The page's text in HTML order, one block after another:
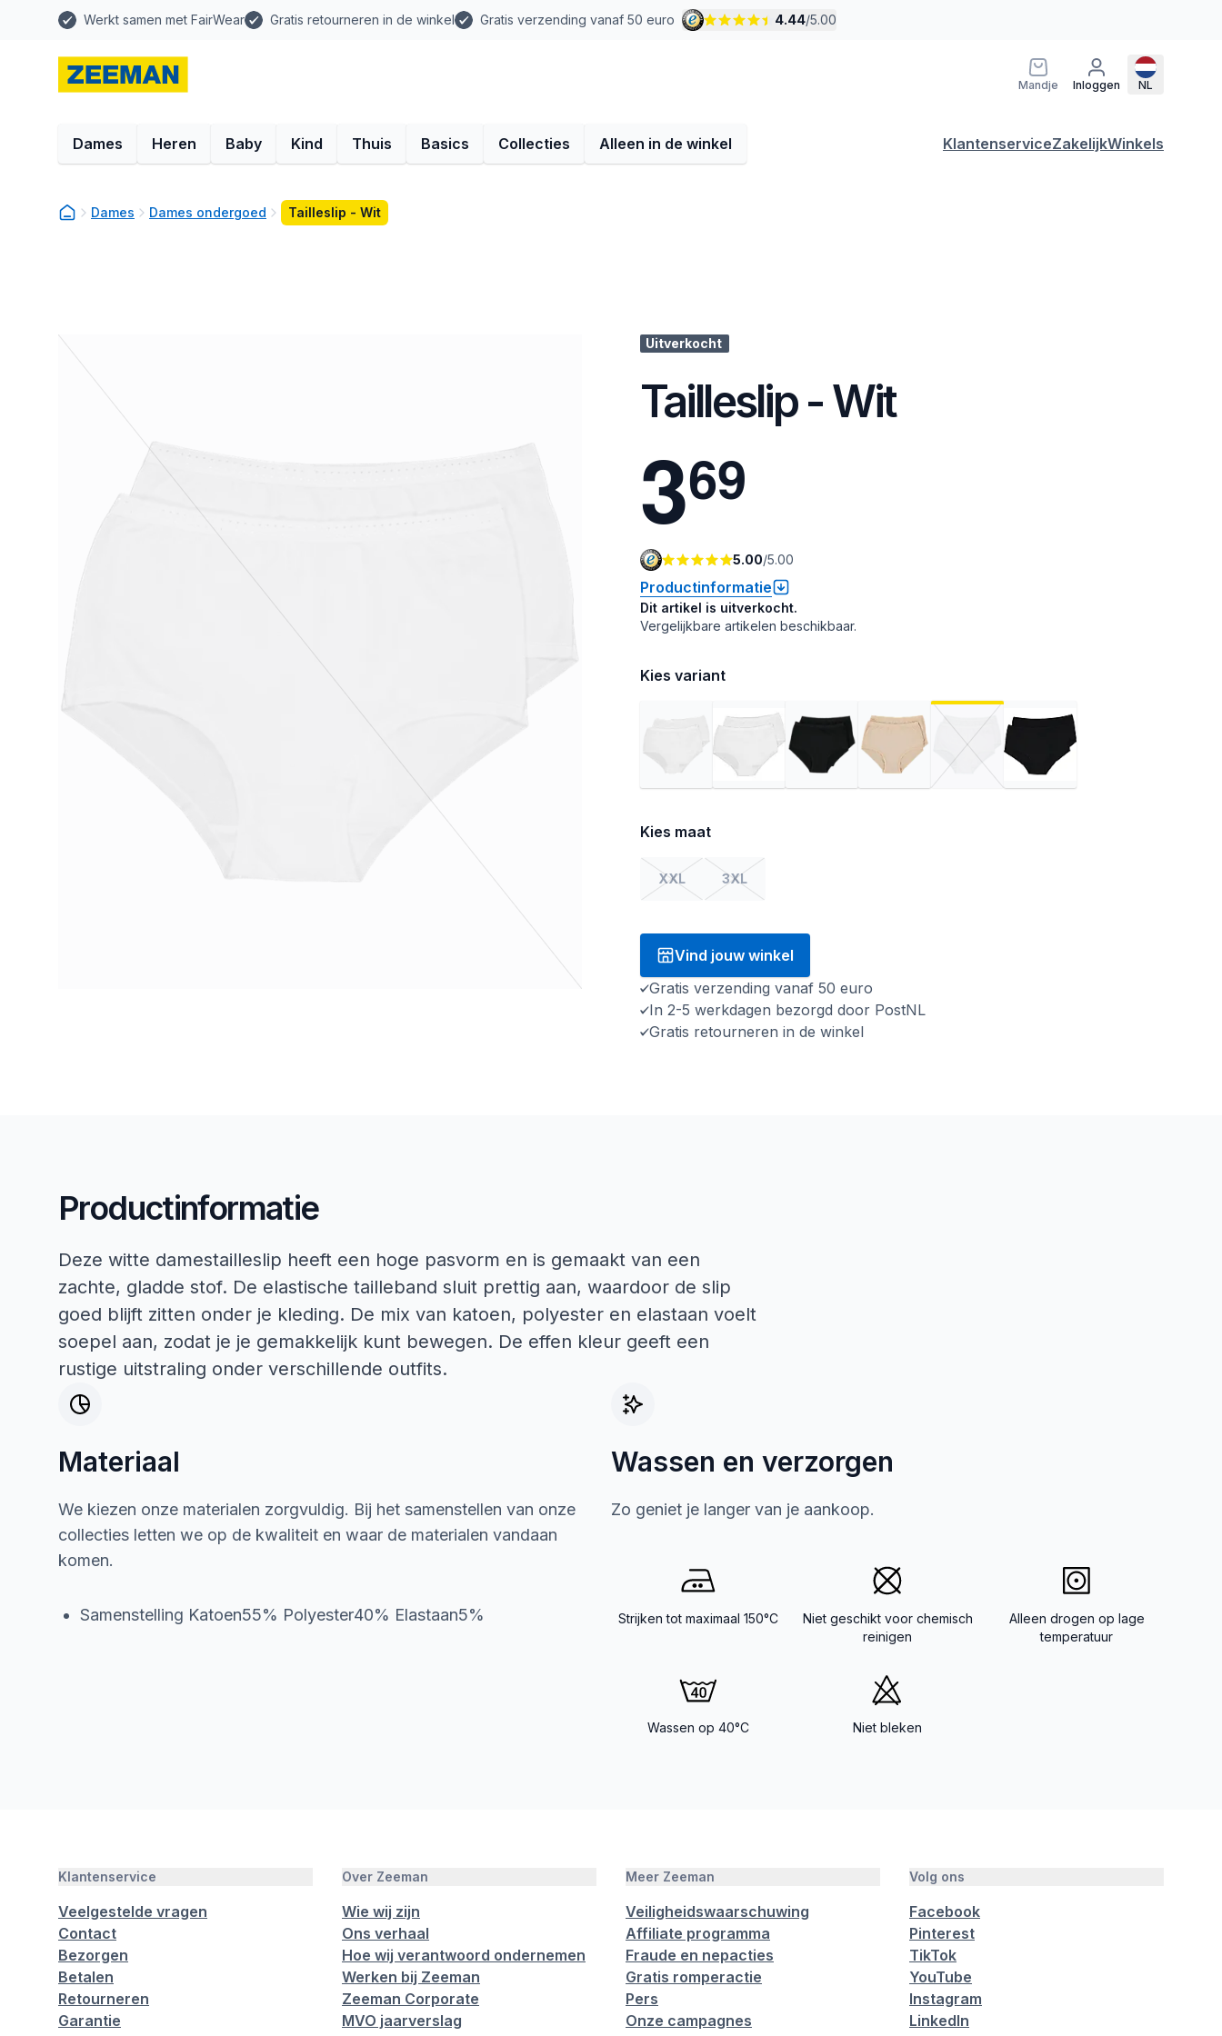
Werkt samen met FairWear Gratis retourneren in de winkel Gratis verzending vanaf 50 euro 4.44/5.00
Mandje Inloggen NL
Dames Heren Baby Kind Thuis Basics Collecties Alleen in de winkel KlantenserviceZakelijkWinkels
Dames Dames ondergoed Tailleslip - Wit
Uitverkocht
Tailleslip - Wit
369
5.00/5.00
Productinformatie
Dit artikel is uitverkocht.
Vergelijkbare artikelen beschikbaar.
Kies variant
Kies maat
XXL 3XL
Vind jouw winkel
Gratis verzending vanaf 50 euro
In 2-5 werkdagen bezorgd door PostNL
Gratis retourneren in de winkel
Productinformatie
Deze witte damestailleslip heeft een hoge pasvorm en is gemaakt van een
zachte, gladde stof. De elastische tailleband sluit prettig aan, waardoor de slip
goed blijft zitten onder je kleding. De mix van katoen, polyester en elastaan voelt
soepel aan, zodat je je gemakkelijk kunt bewegen. De effen kleur geeft een
rustige uitstraling onder verschillende outfits.
Materiaal
We kiezen onze materialen zorgvuldig. Bij het samenstellen van onze
collecties letten we op de kwaliteit en waar de materialen vandaan
komen.
Samenstelling Katoen55% Polyester40% Elastaan5%
Wassen en verzorgen
Zo geniet je langer van je aankoop.
Strijken tot maximaal 150°C
Niet geschikt voor chemisch
reinigen
Alleen drogen op lage
temperatuur
Wassen op 40°C Niet bleken
Klantenservice
Veelgestelde vragen
Contact
Bezorgen
Betalen
Retourneren
Garantie
Over Zeeman
Wie wij zijn
Ons verhaal
Hoe wij verantwoord ondernemen
Werken bij Zeeman
Zeeman Corporate
MVO jaarverslag
Meer Zeeman
Veiligheidswaarschuwing
Affiliate programma
Fraude en nepacties
Gratis romperactie
Pers
Onze campagnes
Volg ons
Facebook
Pinterest
TikTok
YouTube
Instagram
LinkedIn